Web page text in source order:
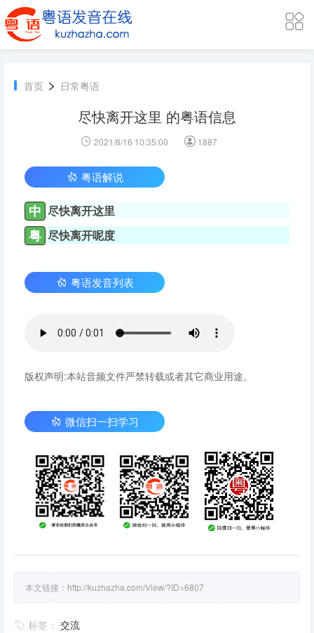
首页 > 日常粤语
尽快离开这里 的粤语信息
2021/8/16 10:35:00 1887
粤语解说
中 尽快离开这里
粤 尽快离开呢度
粤语发音列表
版权声明:本站音频文件严禁转载或者其它商业用途。
微信扫一扫学习
本文链接： http://kuzhazha.com/View/?ID=6807
标签： 交流